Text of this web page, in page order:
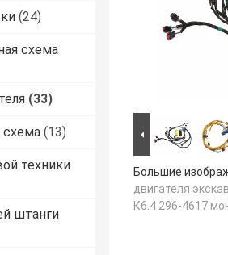
(24)
схема
(33)
схема (13)
техники
штанги
Большие
двигателя
К6.4 296-4617